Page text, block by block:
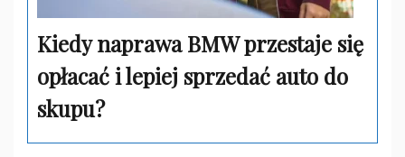
Kiedy naprawa BMW przestaje się
opłacać i lepiej sprzedać auto do
skupu?